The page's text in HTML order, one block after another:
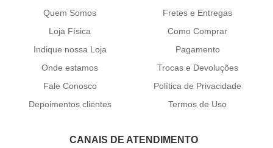
Quem Somos
Loja Física
Indique nossa Loja
Onde estamos
Fale Conosco
Depoimentos clientes
Fretes e Entregas
Como Comprar
Pagamento
Trocas e Devoluções
Política de Privacidade
Termos de Uso
CANAIS DE ATENDIMENTO